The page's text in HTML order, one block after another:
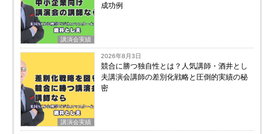
講演会実績
成功例
講演会実績
2026年8月3日
競合に勝つ独自性とは？人気講師・酒井とし
夫講演会講師の差別化戦略と圧倒的実績の秘
密